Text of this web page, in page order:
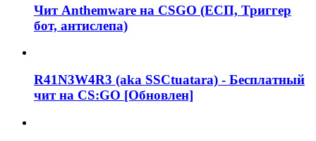
Чит Anthemware на CSGO (ЕСП, Триггер
бот, антислепа)
R41N3W4R3 (aka SSCtuatara) - Бесплатный
чит на CS:GO [Обновлен]